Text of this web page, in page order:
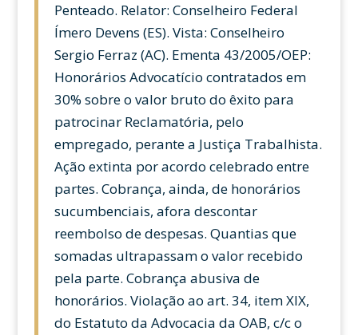
Penteado. Relator: Conselheiro Federal
Ímero Devens (ES). Vista: Conselheiro
Sergio Ferraz (AC). Ementa 43/2005/OEP:
Honorários Advocatício contratados em
30% sobre o valor bruto do êxito para
patrocinar Reclamatória, pelo
empregado, perante a Justiça Trabalhista.
Ação extinta por acordo celebrado entre
partes. Cobrança, ainda, de honorários
sucumbenciais, afora descontar
reembolso de despesas. Quantias que
somadas ultrapassam o valor recebido
pela parte. Cobrança abusiva de
honorários. Violação ao art. 34, item XIX,
do Estatuto da Advocacia da OAB, c/c o